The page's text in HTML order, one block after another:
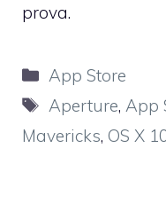
prova.
Categorie
App Store
Tag
Aperture,App
Mavericks, OS X